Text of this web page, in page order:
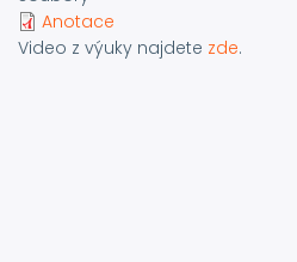
Anotace
Video z výuky najdete zde.